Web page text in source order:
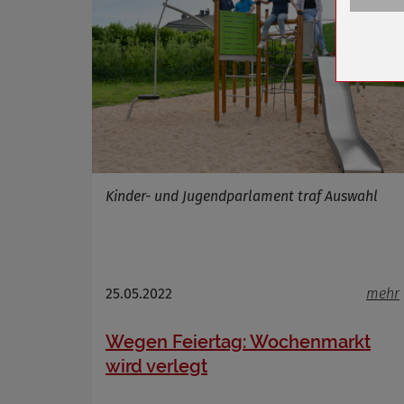
Kinder- und Jugendparlament traf Auswahl
25.05.2022 mehr
Wegen Feiertag: Wochenmarkt
wird verlegt
Name
Name